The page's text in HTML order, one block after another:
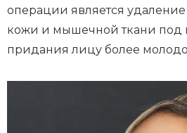
операции является
кожи и мышечной ткани под
придания лицу более